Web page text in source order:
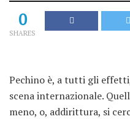
0
SHARES
Pechino è, a tutti gli
scena internazionale.
meno, o, addirittura, si